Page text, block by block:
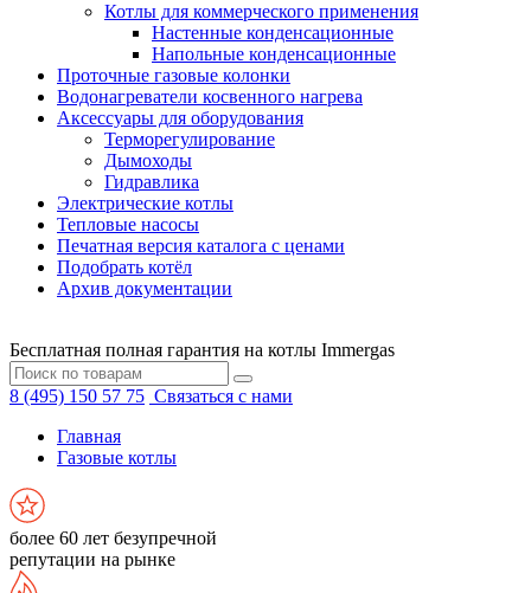
Котлы для коммерческого применения
Настенные конденсационные
Напольные конденсационные
Проточные газовые колонки
Водонагреватели косвенного нагрева
Аксессуары для оборудования
Терморегулирование
Дымоходы
Гидравлика
Электрические котлы
Тепловые насосы
Печатная версия каталога с ценами
Подобрать котёл
Архив документации
Бесплатная полная гарантия на котлы Immergas
8 (495) 150 57 75 Связаться с нами
Главная
Газовые котлы
более 60 лет безупречной
репутации на рынке